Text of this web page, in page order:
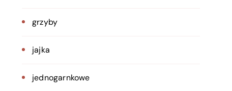
grzyby
jajka
jednogarnkowe